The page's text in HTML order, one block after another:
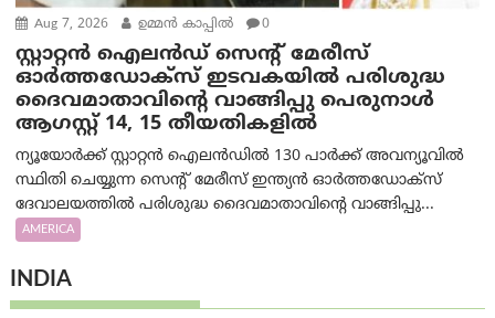
Aug 7, 2026 ഉമ്മന്‍ കാപ്പില്‍ 0
സ്റ്റാറ്റൻ ഐലൻഡ് സെന്റ് മേരീസ്
ഓർത്തഡോക്സ് ഇടവകയിൽ പരിശുദ്ധ
ദൈവമാതാവിന്റെ വാങ്ങിപ്പു പെരുനാൾ
ആഗസ്റ്റ് 14, 15 തീയതികളിൽ
ന്യൂയോർക്ക് സ്റ്റാറ്റൻ ഐലൻഡിൽ 130 പാർക്ക് അവന്യൂവിൽ
സ്ഥിതി ചെയ്യുന്ന സെന്റ് മേരീസ് ഇന്ത്യൻ ഓർത്തഡോക്സ്
ദേവാലയത്തിൽ പരിശുദ്ധ ദൈവമാതാവിന്റെ വാങ്ങിപ്പു...
AMERICA
INDIA